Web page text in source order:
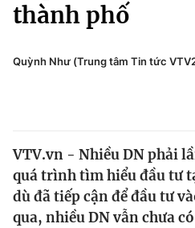
Xã hội
Pháp luật
Thế giới
Tin tức
Kinh tế
Văn hóa - Giải trí
Công nghệ
thành phố
Quỳnh Như (Trung tâm Tin tức
VTV.vn - Nhiều DN phải
quá trình tìm hiểu đầu tư
dù đã tiếp cận để đầu tư
qua, nhiều DN vẫn chưa